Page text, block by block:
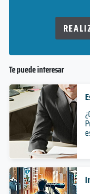
Te puede interesar